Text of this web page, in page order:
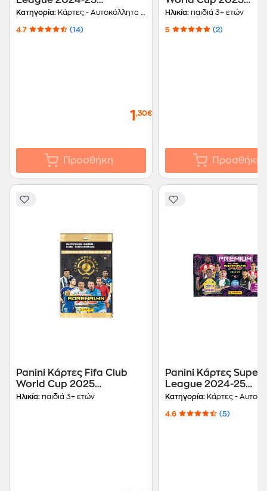
Adrenalyn XL Booster
Κατηγορία: Κάρτες - Αυτοκόλλητα Συλλεκτικά
4.7 (14)
1 ,30€
Προσθήκη
Adrenalyn XL - 1
Ηλικία: παιδιά 3+ ετών
5 (2)
Προσθήκη
Panini Κάρτες Fifa Club
World Cup 2025
Adrenalyn XL Mega
Ηλικία: παιδιά 3+ ετών
Panini Kάρτες Super
League 2024-25
Adrenalyn XL
Κατηγορία: Κάρτες - Αυτοκόλλητα
4.6 (5)